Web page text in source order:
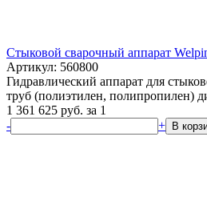
Стыковой сварочный аппарат
Артикул: 560800
Гидравлический аппарат для
труб (полиэтилен, полипропилен)
1 361 625 руб. за 1
-
+ В